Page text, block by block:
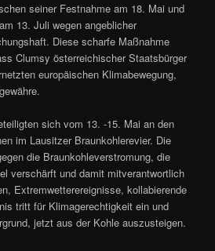
seiner Festnahme am 18. Mai und
13. Juli wegen angeblicher
Diese scharfe Maßnahme
Clumsy österreichischer Staatsbürger
europäischen Klimabewegung,
sich vom 13. -15. Mai an den
im Lausitzer Braunkohlerevier. Die
die Braunkohleverstromung, die
verschärft und damit mitverantwortlich
Extremwetterereignisse, kollabierende
tritt für Klimagerechtigkeit ein und
jetzt aus der Kohle auszusteigen.